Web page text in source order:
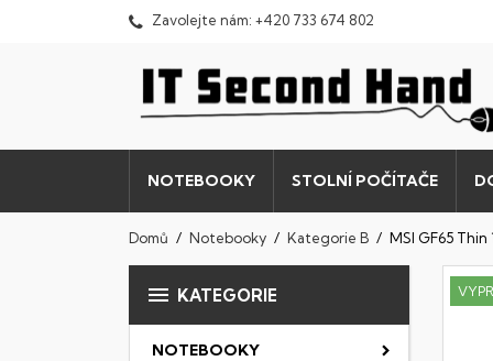
Zavolejte nám: +420 733 674 802
NOTEBOOKY STOLNÍ POČÍTAČE
Domů Notebooky Kategorie B MSI GF65 Thin
 KATEGORIE
NOTEBOOKY